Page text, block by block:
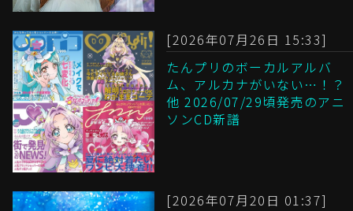
[2026年07月26日 15:33]
たんプリのボーカルアルバ
ム、アルカナがいない…！？
他 2026/07/29頃発売のアニ
ソンCD新譜
[2026年07月20日 01:37]